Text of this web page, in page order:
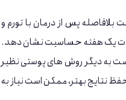
بلافاصله پس از درمان با تورم و
مدت یک هفته حساسیت نشان دهد.
به دیگر روش ‌های پوستی نظیر
به طول می ‌انجامد، اما برای حفظ نتایج بهتر، ممکن است نیاز به